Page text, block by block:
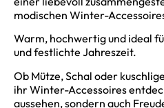
modischen Winter-
Warm, hochwertig und ideal
und festlichte Jahreszeit.
Ob Mütze, Schal oder
ihr Winter-Accessoires
aussehen, sondern auch